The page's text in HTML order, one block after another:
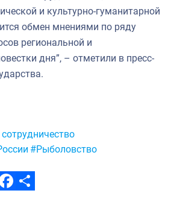
и культурно-гуманитарной
обмен мнениями по ряду
региональной и
дня”, – отметили в пресс-
#Рыболовство